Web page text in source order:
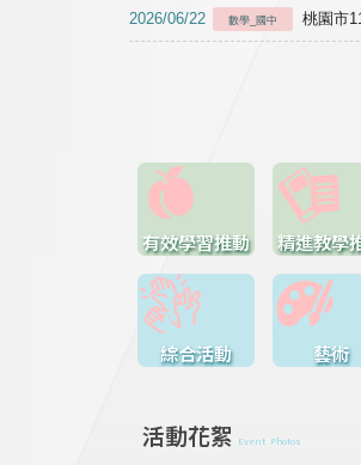
2026/06/22 數學_國中 桃園市
有效學習推動 精進教學
綜合活動 藝術
活動花絮 Event Photos